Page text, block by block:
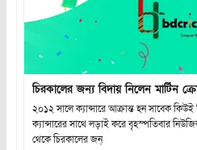
চিরকালের জন্য বিদায় নিলেন মার্টিন
২০১২ সালে ক্যান্সারে আক্রান্ত হন সাবেক কিউই
ক্যান্সারের সাথে লড়াই করে বৃহস্পতিবার
থেকে চিরকালের জন্